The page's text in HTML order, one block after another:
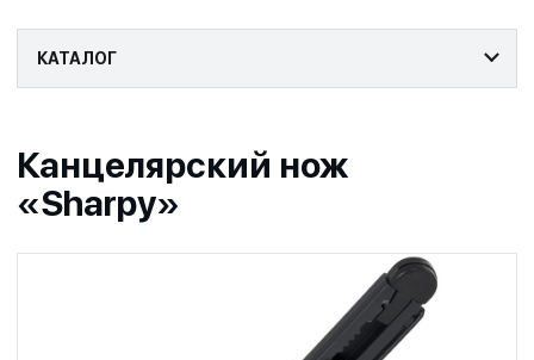
КАТАЛОГ
Канцелярский нож
«Sharpy»